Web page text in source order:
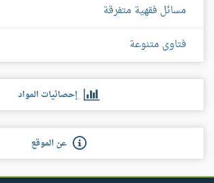
مسائل فقهية متفرقة
فتاوى متنوعة
إحصائيات المواد
عن الموقع